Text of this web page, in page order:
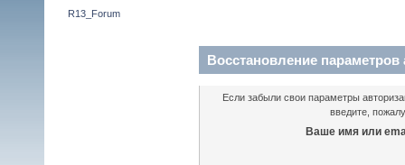
R13_Forum
Восстановление параметров
Если забыли свои параметры
введите,
Ваше имя или